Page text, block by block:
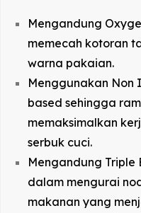
Mengandung
memecah kotoran
warna pakaian.
Menggunakan Non
based sehingga
memaksimalkan
serbuk cuci.
Mengandung Triple
dalam mengurai
makanan yang